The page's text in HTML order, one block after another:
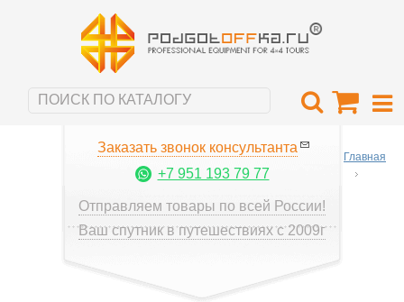
Заказать звонок консультанта
+7 951 193 79 77
Отправляем товары по всей России!
Ваш спутник в путешествиях с 2009г
Главная